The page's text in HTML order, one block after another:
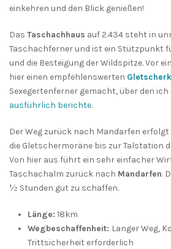
einkehren und den Blick genießen!
Das Taschachhaus auf 2.434 steht in
Taschachferner und ist ein Stützpunkt
und die Besteigung der Wildspitze. Vor
hier einen empfehlenswerten
Sexegertenferner gemacht, über den
ausführlich berichte.
Der Weg zurück nach Mandarfen
die Gletschermoräne bis zur Talstation
Von hier aus führt ein sehr einfacher
Taschachalm zurück nach Mandarfen.
½ Stunden gut zu schaffen.
Länge: 18km
Wegbeschaffenheit: Langer Weg,
Trittsicherheit erforderlich